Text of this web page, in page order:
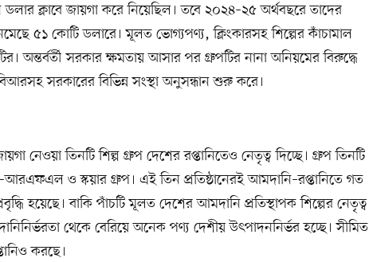
ক্লাবে জায়গা করে নিয়েছিল। তবে ২০২৪–২৫ অর্থবছরে তাদের
৫১ কোটি ডলারে। মূলত ভোগ্যপণ্য, ক্লিংকারসহ শিল্পের কাঁচামাল
অন্তর্বর্তী সরকার ক্ষমতায় আসার পর গ্রুপটির নানা অনিয়মের বিরুদ্ধে
সরকারের বিভিন্ন সংস্থা অনুসন্ধান শুরু করে।
নেওয়া তিনটি শিল্প গ্রুপ দেশের রপ্তানিতেও নেতৃত্ব দিচ্ছে। গ্রুপ তিনটি
ও স্কয়ার গ্রুপ। এই তিন প্রতিষ্ঠানেরই আমদানি–রপ্তানিতে গত
হয়েছে। বাকি পাঁচটি মূলত দেশের আমদানি প্রতিস্থাপক শিল্পের নেতৃত্ব
থেকে বেরিয়ে অনেক পণ্য দেশীয় উৎপাদননির্ভর হচ্ছে। সীমিত
করছে।